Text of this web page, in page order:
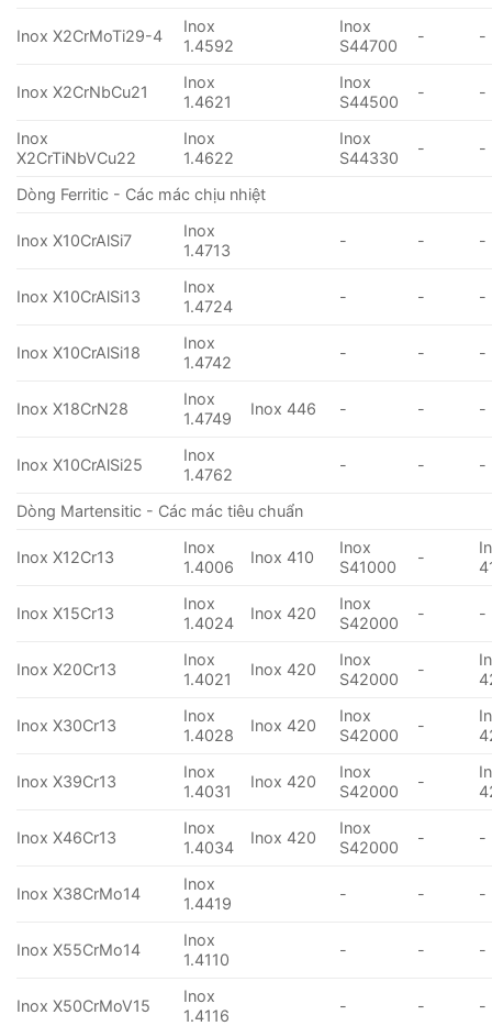
Inox X2CrMoTi29-4
Inox
1.4592
Inox
S44700
- -
Inox X2CrNbCu21
Inox
1.4621
Inox
S44500
- -
Inox
X2CrTiNbVCu22
Inox
1.4622
Inox
S44330
- -
Dòng Ferritic - Các mác chịu nhiệt
Inox X10CrAlSi7
Inox
1.4713
- - -
Inox X10CrAlSi13
Inox
1.4724
- - -
Inox X10CrAlSi18
Inox
1.4742
- - -
Inox X18CrN28
Inox
1.4749
Inox 446 - - -
Inox X10CrAlSi25
Inox
1.4762
- - -
Dòng Martensitic - Các mác tiêu chuẩn
Inox X12Cr13
Inox
1.4006
Inox 410
Inox
S41000
-
Inox X15Cr13
Inox
1.4024
Inox 420
Inox
S42000
- -
Inox X20Cr13
Inox
1.4021
Inox 420
Inox
S42000
-
Inox X30Cr13
Inox
1.4028
Inox 420
Inox
S42000
-
Inox X39Cr13
Inox
1.4031
Inox 420
Inox
S42000
-
Inox X46Cr13
Inox
1.4034
Inox 420
Inox
S42000
- -
Inox X38CrMo14
Inox
1.4419
- - -
Inox X55CrMo14
Inox
1.4110
- - -
Inox X50CrMoV15
Inox
1.4116
- - -